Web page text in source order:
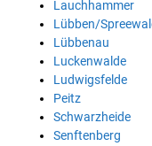
Lauchhammer
Lübben/
Lübbenau
Luckenwalde
Ludwigsfelde
Peitz
Schwarzheide
Senftenberg